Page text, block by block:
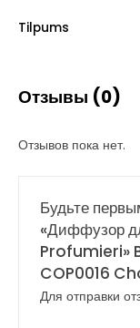
Tilpums
Отзывы (0)
Отзывов пока нет.
Будьте
«Диффузор
Profumieri»
COP0016
Для отправки